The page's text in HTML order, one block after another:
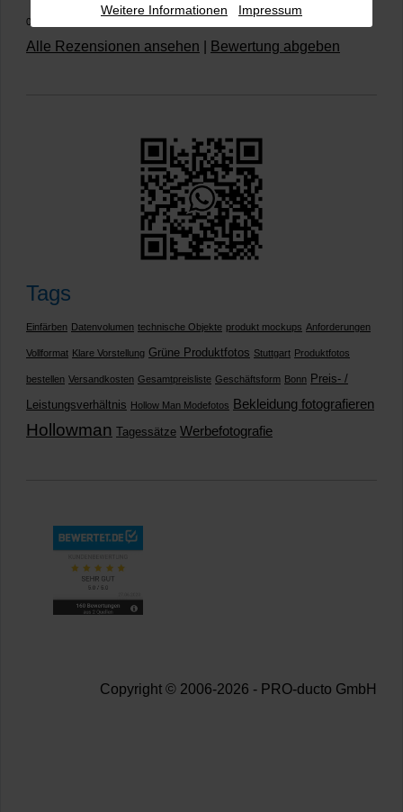
02.01.2026)
Alle Rezensionen ansehen Bewertung abgeben
Tags
Einfärben Datenvolumen technische Objekte produkt mockups Anforderungen
Vollformat Klare Vorstellung Grüne Produktfotos Stuttgart Produktfotos
bestellen Versandkosten Gesamtpreisliste Geschäftsform Bonn Preis- /
Leistungsverhältnis Hollow Man Modefotos Bekleidung fotografieren
Hollowman Tagessätze Werbefotografie
Copyright © 2006-2026 - PRO-ducto GmbH
Weitere Informationen Impressum